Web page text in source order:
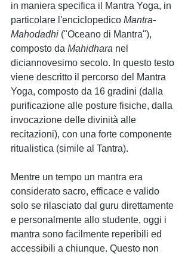
in maniera specifica il Mantra Yoga, in
particolare l'enciclopedico Mantra-
Mahodadhi ("Oceano di Mantra"),
composto da Mahidhara nel
diciannovesimo secolo. In questo testo
viene descritto il percorso del Mantra
Yoga, composto da 16 gradini (dalla
purificazione alle posture fisiche, dalla
invocazione delle divinità alle
recitazioni), con una forte componente
ritualistica (simile al Tantra).
Mentre un tempo un mantra era
considerato sacro, efficace e valido
solo se rilasciato dal guru direttamente
e personalmente allo studente, oggi i
mantra sono facilmente reperibili ed
accessibili a chiunque. Questo non